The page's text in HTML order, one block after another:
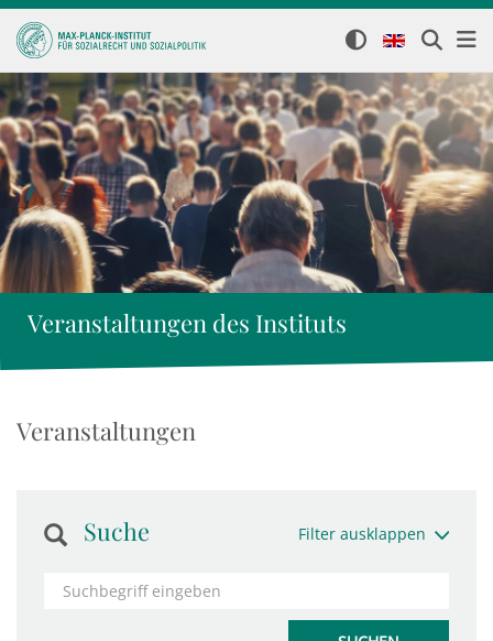
Veranstaltungen des Instituts
Veranstaltungen
Suche Filter ausklappen